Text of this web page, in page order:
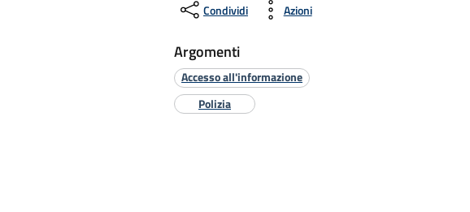
Condividi Azioni
Argomenti
Accesso all'informazione
Polizia